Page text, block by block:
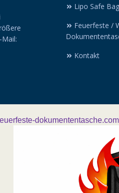
Lipo Safe
Feuerfeste /
Kontakt